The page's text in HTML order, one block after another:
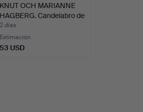
KNUT OCH MARIANNE
HAGBERG. Candelabro de
a…
2 días
Estimación
53 USD